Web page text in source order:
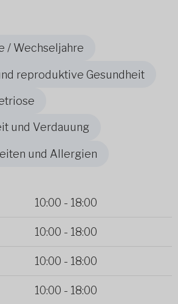
/ Wechseljahre
reproduktive Gesundheit
und Verdauung
und Allergien
10:00 - 18:00
10:00 - 18:00
10:00 - 18:00
10:00 - 18:00